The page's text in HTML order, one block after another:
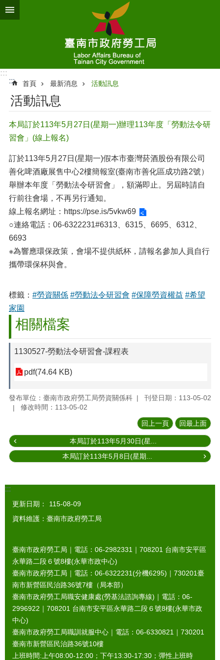
跳到主要內容區塊
:::
:::
首頁 最新消息 活動訊息
活動訊息
本局訂於113年5月27日(星期一)辦理113年度「勞動法令研
習會」(線上報名)
訂於113年5月27日(星期一)假本市臺灣菸酒股份有限公司
善化啤酒廠展售中心2樓簡報室(臺南市善化區成功路2號）
舉辦本年度「勞動法令研習會」，額滿即止。另屆時請自
行前往會場，不再另行通知。
線上報名網址： https://pse.is/5vkw69
○連絡電話：06-6322231#6313、6315、6695、6312、
6693
※為響應環保政策，會場不提供紙杯，請報名參加人員自行
攜帶環保杯與會。
標籤： #勞資關係 #勞動法令研習會 #保障勞資權益 #希望
家園
相關檔案
1130527-勞動法令研習會-課程表
pdf(74.64 KB)
發布單位：臺南市政府勞工局勞資關係科
刊登日期：113-05-02
修改時間：113-05-02
回上一頁 回最上面
本局訂於113年5月30日(星...
本局訂於113年5月8日(星期...
:::
更新日期：
115-08-09
資料維護：臺南市政府勞工局
臺南市政府勞工局｜電話：06-2982331｜ 708201 台南市安平區
永華路二段６號8樓(永華市政中心)
臺南市政府勞工局｜電話：06-6322231(分機6295)｜ 730201臺
南市新營區民治路36號7樓（局本部）
臺南市政府勞工局職安健康處(勞基法諮詢專線)｜電話：06-
2996922｜ 708201 台南市安平區永華路二段６號8樓(永華市政
中心)
臺南市政府勞工局職訓就服中心｜電話：06-6330821｜ 730201
臺南市新營區民治路36號10樓
上班時間:上午08:00-12:00；下午13:30-17:30；彈性上班時